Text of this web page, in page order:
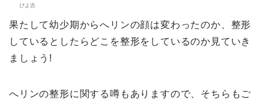
ぴよ吉
果たして幼少期からへリンの顔は変わったのか、整形
しているとしたらどこを整形をしているのか見ていき
ましょう!
へリンの整形に関する噂もありますので、そちらもご